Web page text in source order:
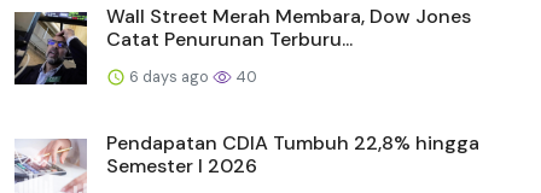
Wall Street Merah Membara, Dow Jones
Catat Penurunan Terburu...
6 days ago 40
Pendapatan CDIA Tumbuh 22,8% hingga
Semester I 2026